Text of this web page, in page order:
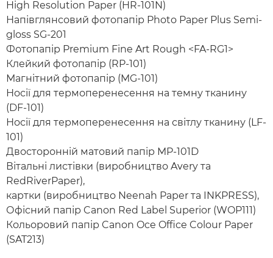
High Resolution Paper (HR-101N)
Напівглянсовий фотопапір Photo Paper Plus Semi-
gloss SG-201
Фотопапір Premium Fine Art Rough <FA-RG1>
Клейкий фотопапір (RP-101)
Магнітний фотопапір (MG-101)
Носії для термоперенесення на темну тканину
(DF-101)
Носії для термоперенесення на світлу тканину (LF-
101)
Двосторонній матовий папір MP-101D
Вітальні листівки (виробництво Avery та
RedRiverPaper),
картки (виробництво Neenah Paper та INKPRESS),
Офісний папір Canon Red Label Superior (WOP111)
Кольоровий папір Canon Oce Office Colour Paper
(SAT213)